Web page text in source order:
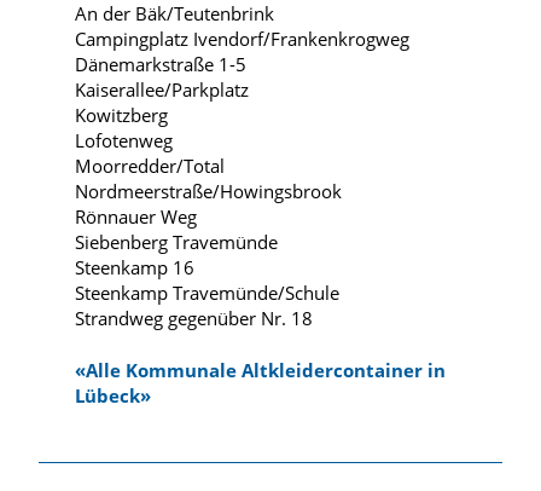
An der Bäk/Teutenbrink
Campingplatz Ivendorf/Frankenkrogweg
Dänemarkstraße 1-5
Kaiserallee/Parkplatz
Kowitzberg
Lofotenweg
Moorredder/Total
Nordmeerstraße/Howingsbrook
Rönnauer Weg
Siebenberg Travemünde
Steenkamp 16
Steenkamp Travemünde/Schule
Strandweg gegenüber Nr. 18
«Alle Kommunale Altkleidercontainer in
Lübeck»